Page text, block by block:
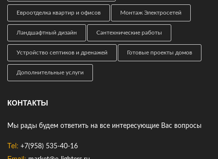
Евроотделка квартир и офисов Монтаж Электросетей
Ландшафтный дизайн Сантехнические работы
Устройство септиков и дренажей Готовые проекты домов
Дополнительные услуги
КОНТАКТЫ
Мы рады будем ответить на все интересующие Вас вопросы
Tel: +7(958) 535-40-16